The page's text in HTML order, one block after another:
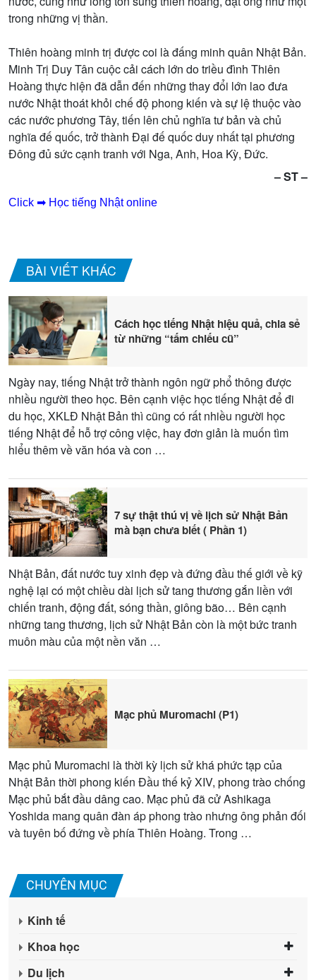
trong những vị thần.
Thiên hoàng minh trị được coi là đấng minh quân Nhật Bản.
Minh Trị Duy Tân cuộc cải cách lớn do triều đình Thiên
Hoàng thực hiện đã dẫn đến những thay đổi lớn lao đưa
nước Nhật thoát khỏi chế độ phong kiến và sự lệ thuộc vào
các nước phương Tây, tiến lên chủ nghĩa tư bản và chủ
nghĩa đế quốc, trở thành Đại đế quốc duy nhất tại phương
Đông đủ sức cạnh tranh với Nga, Anh, Hoa Kỳ, Đức.
– ST –
Click ➡ Học tiếng Nhật online
BÀI VIẾT KHÁC
Cách học tiếng Nhật hiệu quả, chia sẻ
từ những “tấm chiếu cũ”
Ngày nay, tiếng Nhật trở thành ngôn ngữ phổ thông được
nhiều người theo học. Bên cạnh việc học tiếng Nhật để đi
du học, XKLĐ Nhật Bản thì cũng có rất nhiều người học
tiếng Nhật để hỗ trợ công việc, hay đơn giản là muốn tìm
hiểu thêm về văn hóa và con …
7 sự thật thú vị về lịch sử Nhật Bản
mà bạn chưa biết ( Phần 1)
Nhật Bản, đất nước tuy xinh đẹp và đứng đầu thế giới về kỹ
nghệ lại có một chiều dài lịch sử tang thương gắn liền với
chiến tranh, động đất, sóng thần, giông bão… Bên cạnh
những tang thương, lịch sử Nhật Bản còn là một bức tranh
muôn màu của một nền văn …
Mạc phủ Muromachi (P1)
Mạc phủ Muromachi là thời kỳ lịch sử khá phức tạp của
Nhật Bản thời phong kiến Đầu thế kỷ XIV, phong trào chống
Mạc phủ bắt đầu dâng cao. Mạc phủ đã cử Ashikaga
Yoshida mang quân đàn áp phong trào nhưng ông phản đối
và tuyên bố đứng về phía Thiên Hoàng. Trong …
CHUYÊN MỤC
Kinh tế
Khoa học
Du lịch